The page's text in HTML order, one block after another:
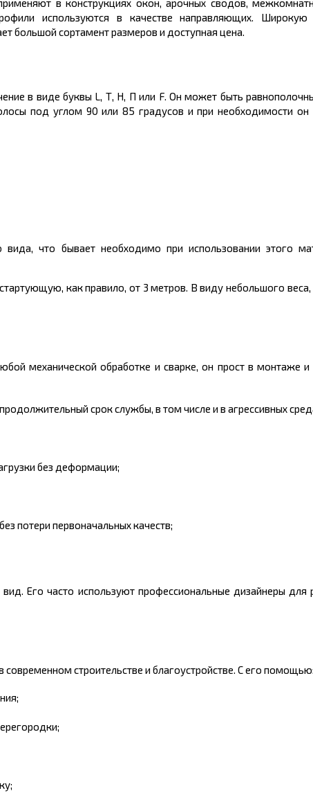
в конструкциях окон, арочных сводов,
используются в качестве направляющих. Широкую
большой сортамент размеров и доступная цена.
в виде буквы L, Т, Н, П или F. Он может быть
под углом 90 или 85 градусов и при необходимости он
вида, что бывает необходимо при использовании этого
как правило, от 3метров. В виду небольшого веса
механической обработке и сварке, он прост в монтаже и
срок службы, в том числе и в агрессивных
без деформации;
потери первоначальных качеств;
Его часто используют профессиональные дизайнеры для
строительстве и благоустройстве. С его помощью: